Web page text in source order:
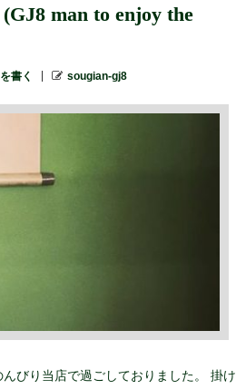
man to enjoy the
書く sougian-gj8
びり当店で過ごしておりました。 掛け